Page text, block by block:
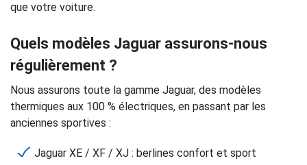
que votre voiture.
Quels modèles Jaguar assurons-nous
régulièrement ?
Nous assurons toute la gamme Jaguar, des modèles
thermiques aux 100 % électriques, en passant par les
anciennes sportives :
Jaguar XE / XF / XJ : berlines confort et sport